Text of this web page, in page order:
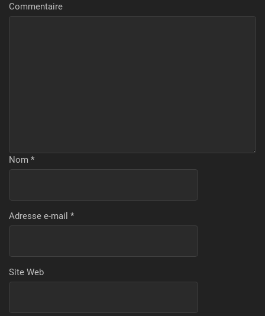
Commentaire
Nom *
Adresse e-mail *
Site Web